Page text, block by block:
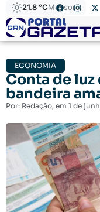
21.8 °CMossoró
ECONOMIA
Conta de
bandeira
Por: Redação, em 1 de